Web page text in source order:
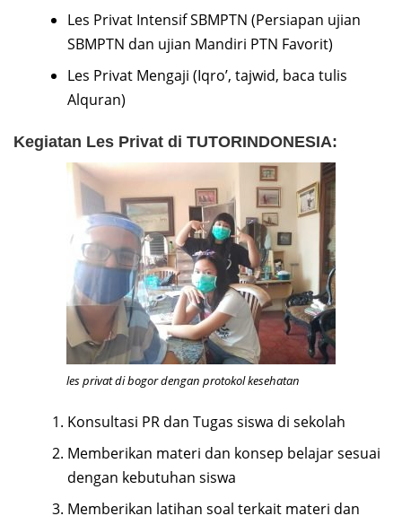
Les Privat Intensif SBMPTN (Persiapan ujian
SBMPTN dan ujian Mandiri PTN Favorit)
Les Privat Mengaji (Iqro’, tajwid, baca tulis
Alquran)
Kegiatan Les Privat di TUTORINDONESIA:
les privat di bogor dengan protokol kesehatan
Konsultasi PR dan Tugas siswa di sekolah
Memberikan materi dan konsep belajar sesuai
dengan kebutuhan siswa
Memberikan latihan soal terkait materi dan